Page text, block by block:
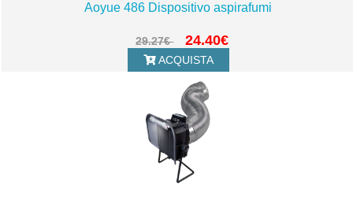
Aoyue 486 Dispositivo aspirafumi
29.27€ 24.40€
ACQUISTA